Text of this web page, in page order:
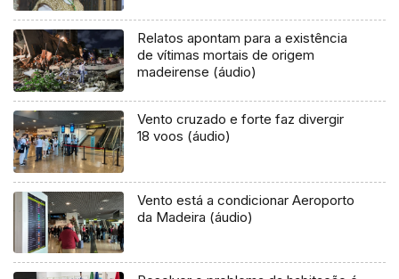
Relatos apontam para a existência
de vítimas mortais de origem
madeirense (áudio)
Vento cruzado e forte faz divergir
18 voos (áudio)
Vento está a condicionar Aeroporto
da Madeira (áudio)